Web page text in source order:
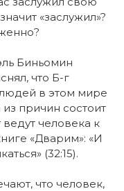
«заслужил»?
Биньомин
что Б-г
в этом мире
причин состоит
человека к
«Дварим»: «И
(32:15).
что человек,